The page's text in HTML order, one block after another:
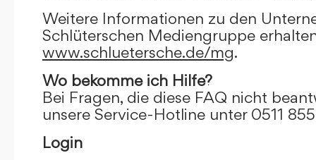
Weitere Informationen zu den
Schlüterschen Mediengruppe
www.schluetersche.de/mg.
Wo bekomme ich Hilfe?
Bei Fragen, die diese FAQ nicht
unsere Service-Hotline unter 0511
Login